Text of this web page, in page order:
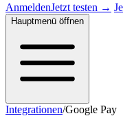
AnmeldenJetzt testen →
Hauptmenü öffnen
Integrationen/Google Pay